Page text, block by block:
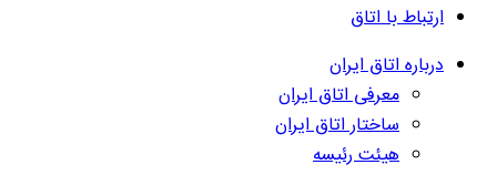
ارتباط با اتاق
درباره اتاق ایران
معرفی اتاق ایران
ساختار اتاق ایران
هیئت رئیسه